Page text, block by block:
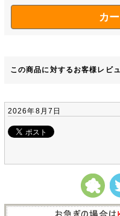
この商品に対するお客様レビ
2026年8月7日